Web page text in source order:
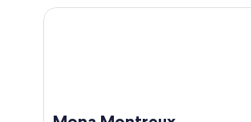
Paisaje montañoso con un lago, árboles de colores
Mona Montreux